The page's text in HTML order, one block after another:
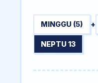
MINGGU (5) +
NEPTU 13